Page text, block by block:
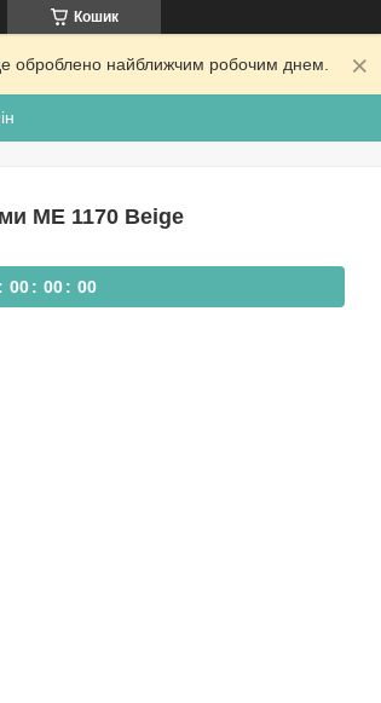
Кошик
оброблено найближчим робочим днем.
ME 1170 Beige
00 00 00